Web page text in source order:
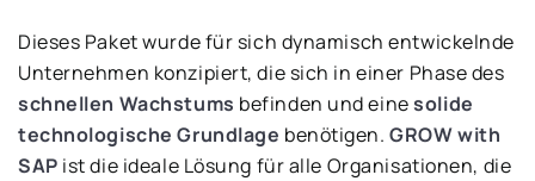
Dieses Paket wurde für sich dynamisch entwickelnde
Unternehmen konzipiert, die sich in einer Phase des
schnellen Wachstums befinden und einesolide
technologische Grundlage benötigen.GROW with
SAP ist die ideale Lösung für alle Organisationen, die